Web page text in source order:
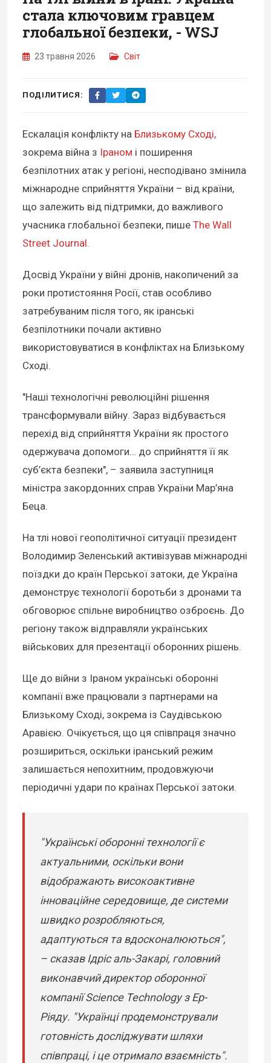
стала ключовим гравцем
глобальної безпеки, - WSJ
23 травня 2026 Світ
ПОДІЛИТИСЯ:
Ескалація конфлікту на Близькому Сході,
зокрема війна з Іраном і поширення
безпілотних атак у регіоні, несподівано змінила
міжнародне сприйняття України – від країни,
що залежить від підтримки, до важливого
учасника глобальної безпеки, пише The Wall
Street Journal.
Досвід України у війні дронів, накопичений за
роки протистояння Росії, став особливо
затребуваним після того, як іранські
безпілотники почали активно
використовуватися в конфліктах на Близькому
Сході.
"Наші технологічні революційні рішення
трансформували війну. Зараз відбувається
перехід від сприйняття України як простого
одержувача допомоги… до сприйняття її як
суб’єкта безпеки", – заявила заступниця
міністра закордонних справ України Мар’яна
Беца.
На тлі нової геополітичної ситуації президент
Володимир Зеленський активізував міжнародні
поїздки до країн Перської затоки, де Україна
демонструє технології боротьби з дронами та
обговорює спільне виробництво озброєнь. До
регіону також відправляли українських
військових для презентації оборонних рішень.
Ще до війни з Іраном українські оборонні
компанії вже працювали з партнерами на
Близькому Сході, зокрема із Саудівською
Аравією. Очікується, що ця співпраця значно
розшириться, оскільки іранський режим
залишається непохитним, продовжуючи
періодичні удари по країнах Перської затоки.
"Українські оборонні технології є
актуальними, оскільки вони
відображають високоактивне
інноваційне середовище, де системи
швидко розробляються,
адаптуються та вдосконалюються",
– сказав Ідріс аль-Закарі, головний
виконавчий директор оборонної
компанії Science Technology з Ер-
Ріяду. "Українці продемонстрували
готовність досліджувати шляхи
співпраці, і це отримало взаємність".